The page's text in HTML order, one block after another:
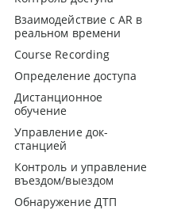
Взаимодействие с AR в
реальном времени
Course Recording
Определение доступа
Дистанционное
обучение
Управление док-
станцией
Контроль и управление
въездом/выездом
Обнаружение ДТП